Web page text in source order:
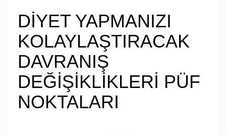
DİYET YAPMANIZI
KOLAYLAŞTIRACAK
DAVRANIŞ
DEĞİŞİKLİKLERİ PÜF
NOKTALARI